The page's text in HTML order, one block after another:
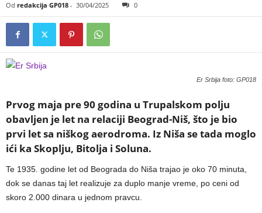
Od redakcija GP018 - 30/04/2025 0
Er Srbija foto: GP018
Prvog maja pre 90 godina u Trupalskom polju
obavljen je let na relaciji Beograd-Niš, što je bio
prvi let sa niškog aerodroma. Iz Niša se tada moglo
ići ka Skoplju, Bitolja i Soluna.
Te 1935. godine let od Beograda do Niša trajao je oko 70 minuta,
dok se danas taj let realizuje za duplo manje vreme, po ceni od
skoro 2.000 dinara u jednom pravcu.